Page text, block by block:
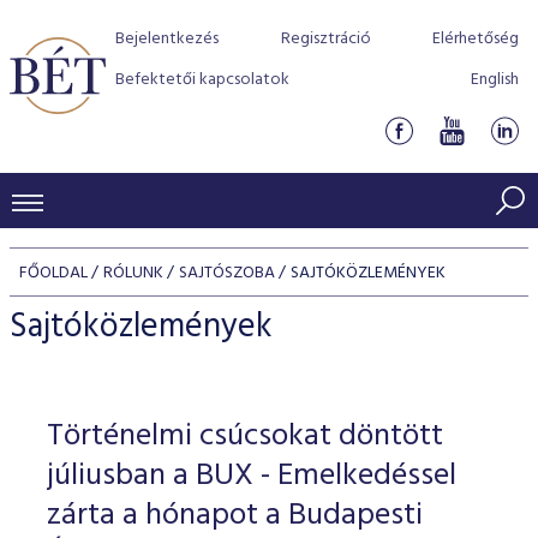
Bejelentkezés Regisztráció
Elérhetőség
Befektetői kapcsolatok
English
KERESKEDÉSI ADATOK
INDEXEK
Jelzáloglevél indexek
Vállalati kötvény indexek
Azonnali Piac
Részvények
Származékos piac
BEFEKTETŐK
Részvény szekció
Hitelpapír szekció
BÉT szabályzatok
Befektetővédelem
Alkalmazott díjstruktúra
Elszámolás
Részvény és vállalati kötvény tőzsdei bevezetését
program
BÉT Xtend - Részvénypiac egyszerűen
TŐZSDETAGOK
Tőzsdetagok, üzletkötők
VENDOROK
FŐOLDAL RÓLUNK SAJTÓSZOBA SAJTÓKÖZLEMÉNYEK
Sajtóközlemények
Történelmi csúcsokat döntött
júliusban a BUX - Emelkedéssel
zárta a hónapot a Budapesti